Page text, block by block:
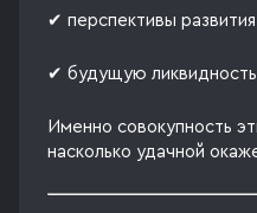
✔ перспективы
✔ будущую
Именно совокупность
насколько удачной